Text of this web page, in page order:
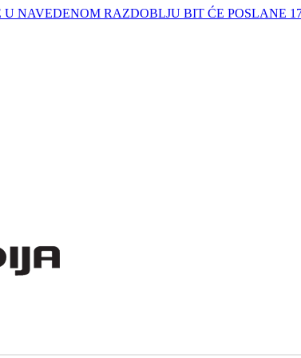
NAVEDENOM RAZDOBLJU BIT ĆE POSLANE